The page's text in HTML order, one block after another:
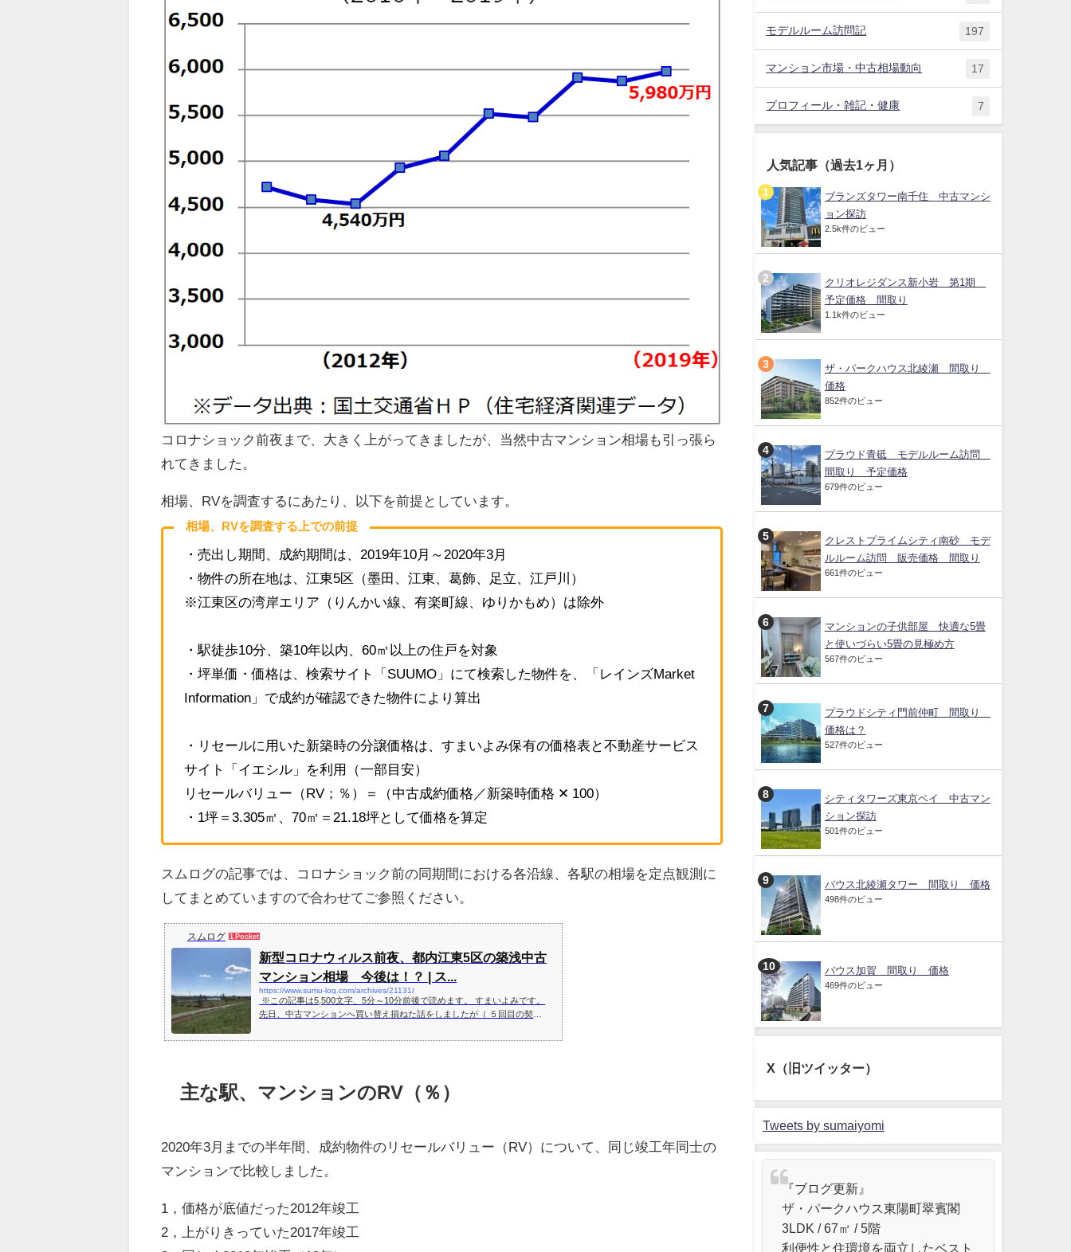
コロナショック前夜まで、大きく上がってきましたが、当然中古マンション相場も引っ張ら
れてきました。
相場、RVを調査するにあたり、以下を前提としています。
相場、RVを調査する上での前提
・売出し期間、成約期間は、2019年10月～2020年3月
・物件の所在地は、江東5区（墨田、江東、葛飾、足立、江戸川）
※江東区の湾岸エリア（りんかい線、有楽町線、ゆりかもめ）は除外
・駅徒歩10分、築10年以内、60㎡以上の住戸を対象
・坪単価・価格は、検索サイト「SUUMO」にて検索した物件を、「レインズMarket
Information」で成約が確認できた物件により算出
・リセールに用いた新築時の分譲価格は、すまいよみ保有の価格表と不動産サービス
サイト「イエシル」を利用（一部目安）
リセールバリュー（RV；％）＝（中古成約価格／新築時価格 ✕ 100）
・1坪＝3.305㎡、70㎡＝21.18坪として価格を算定
スムログの記事では、コロナショック前の同期間における各沿線、各駅の相場を定点観測に
してまとめていますので合わせてご参照ください。
スムログ 1 Pocket
新型コロナウィルス前夜、都内江東5区の築浅中古
マンション相場 今後は！？ | ス...
https://www.sumu-log.com/archives/21131/
※この記事は5,500文字、5分～10分前後で読めます。 すまいよみです。
先日、中古マンションへ買い替え損ねた話をしましたが（ ５回目の契
主な駅、マンションのRV（％）
2020年3月までの半年間、成約物件のリセールバリュー（RV）について、同じ竣工年同士の
マンションで比較しました。
1，価格が底値だった2012年竣工
2，上がりきっていた2017年竣工
モデルルーム訪問記 197
マンション市場・中古相場動向 17
プロフィール・雑記・健康 7
人気記事（過去1ヶ月）
ブランズタワー南千住 中古マンシ
ョン探訪
2.5k件のビュー
クリオレジダンス新小岩 第1期
予定価格 間取り
1.1k件のビュー
ザ・パークハウス北綾瀬 間取り
価格
852件のビュー
プラウド青砥 モデルルーム訪問
間取り 予定価格
679件のビュー
クレストプライムシティ南砂 モデ
ルルーム訪問 販売価格 間取り
661件のビュー
マンションの子供部屋 快適な5畳
と使いづらい5畳の見極め方
567件のビュー
プラウドシティ門前仲町 間取り
価格は？
527件のビュー
シティタワーズ東京ベイ 中古マン
ション探訪
501件のビュー
バウス北綾瀬タワー 間取り 価格
498件のビュー
バウス加賀 間取り 価格
469件のビュー
X（旧ツイッター）
Tweets by sumaiyomi
『ブログ更新』
ザ・パークハウス東陽町翠賓閣
3LDK / 67㎡ / 5階
利便性と住環境を両立したベスト